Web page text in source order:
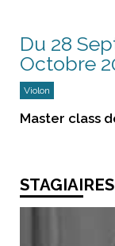
Du 28
Octobre
Violon
Master class
STAGIAIRES